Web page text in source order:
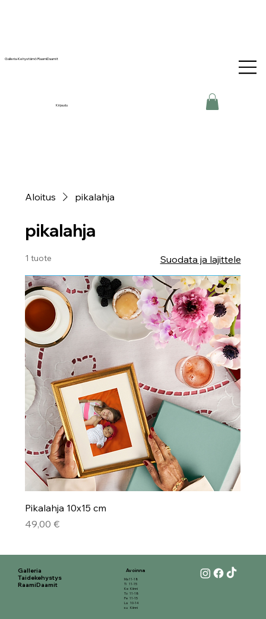
Galleria-Kehystämö RaamiDaamit
Kirjaudu
Aloitus pikalahja
pikalahja
1 tuote Suodata ja lajittele
Pikalahja 10x15 cm
Hinta
49,00 €
Galleria
Taidekehystys
RaamiDaamit
Ma 11-18
Ti 11-15
Ke Kiinni
To 11-18
Pe 11-15
La 10-14
su Kiinni
Avoinna